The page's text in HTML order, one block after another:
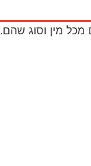
מכל מין וסוג שהם.